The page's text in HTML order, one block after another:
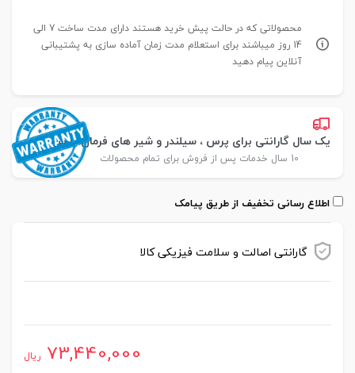
محصولاتی که در حالت پیش خرید هستند دارای مدت ساخت 7 الی
14 روز میباشند برای استعلام مدت زمان آماده سازی به پشتیبانی
آنلاین پیام دهید
یک سال گارانتی برای پرس ، سیلندر و شیر های فرمان پارس
10 سال خدمات پس از فروش برای تمام محصولات
اطلاع رسانی تخفیف از طریق پیامک
گارانتی اصالت و سلامت فیزیکی کالا
73,440,000 ریال